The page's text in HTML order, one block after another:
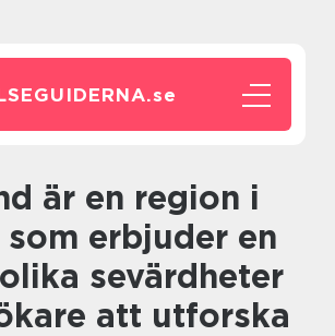
se
som erbjuder en
sevärdheter
att utforska